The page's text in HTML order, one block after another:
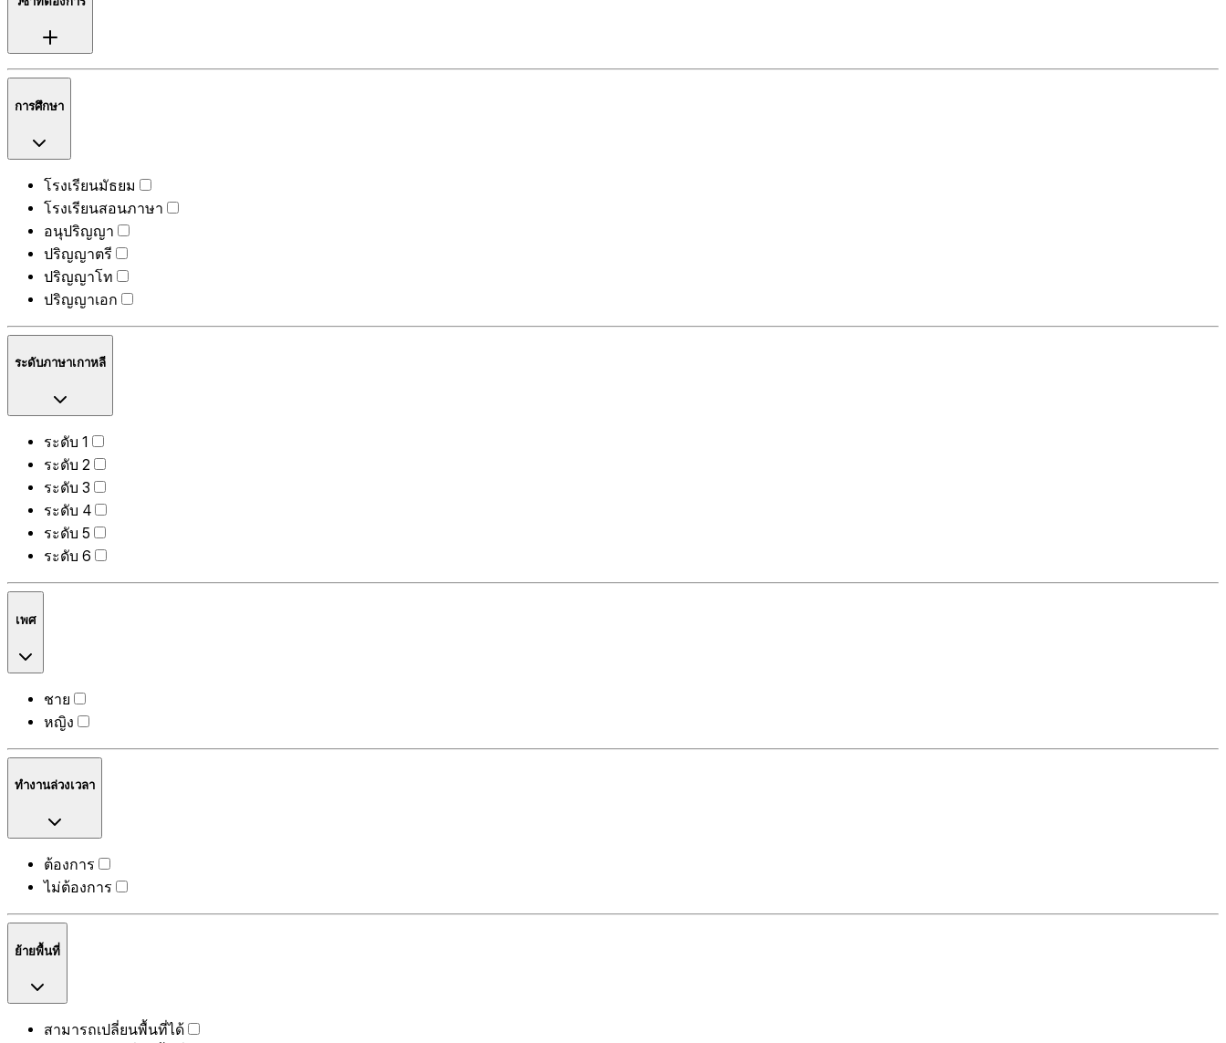
การศึกษา
โรงเรียนมัธยม
โรงเรียนสอนภาษา
อนุปริญญา
ปริญญาตรี
ปริญญาโท
ปริญญาเอก
ระดับภาษาเกาหลี
ระดับ 1
ระดับ 2
ระดับ 3
ระดับ 4
ระดับ 5
ระดับ 6
เพศ
ชาย
หญิง
ทำงานล่วงเวลา
ต้องการ
ไม่ต้องการ
ย้ายพื้นที่
สามารถเปลี่ยนพื้นที่ได้